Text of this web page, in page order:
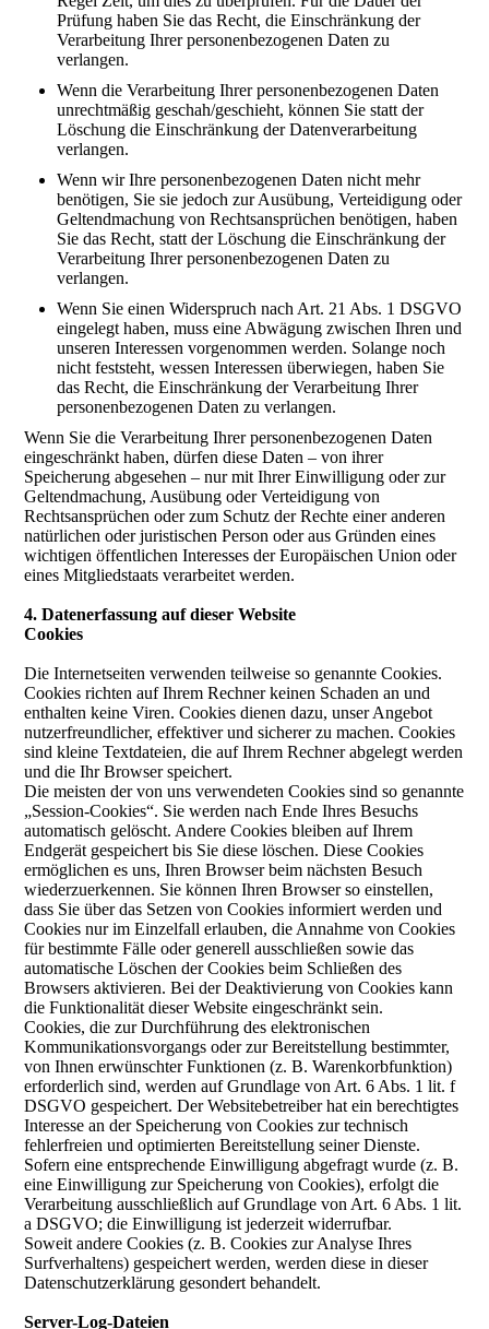
Prüfung haben Sie das Recht, die Einschränkung der
Verarbeitung Ihrer personenbezogenen Daten zu
verlangen.
Wenn die Verarbeitung Ihrer personenbezogenen Daten
unrechtmäßig geschah/geschieht, können Sie statt der
Löschung die Einschränkung der Datenverarbeitung
verlangen.
Wenn wir Ihre personenbezogenen Daten nicht mehr
benötigen, Sie sie jedoch zur Ausübung, Verteidigung oder
Geltendmachung von Rechtsansprüchen benötigen, haben
Sie das Recht, statt der Löschung die Einschränkung der
Verarbeitung Ihrer personenbezogenen Daten zu
verlangen.
Wenn Sie einen Widerspruch nach Art. 21 Abs. 1 DSGVO
eingelegt haben, muss eine Abwägung zwischen Ihren und
unseren Interessen vorgenommen werden. Solange noch
nicht feststeht, wessen Interessen überwiegen, haben Sie
das Recht, die Einschränkung der Verarbeitung Ihrer
personenbezogenen Daten zu verlangen.
Wenn Sie die Verarbeitung Ihrer personenbezogenen Daten
eingeschränkt haben, dürfen diese Daten – von ihrer
Speicherung abgesehen – nur mit Ihrer Einwilligung oder zur
Geltendmachung, Ausübung oder Verteidigung von
Rechtsansprüchen oder zum Schutz der Rechte einer anderen
natürlichen oder juristischen Person oder aus Gründen eines
wichtigen öffentlichen Interesses der Europäischen Union oder
eines Mitgliedstaats verarbeitet werden.
4. Datenerfassung auf dieser Website
Cookies
Die Internetseiten verwenden teilweise so genannte Cookies.
Cookies richten auf Ihrem Rechner keinen Schaden an und
enthalten keine Viren. Cookies dienen dazu, unser Angebot
nutzerfreundlicher, effektiver und sicherer zu machen. Cookies
sind kleine Textdateien, die auf Ihrem Rechner abgelegt werden
und die Ihr Browser speichert.
Die meisten der von uns verwendeten Cookies sind so genannte
„Session-Cookies“. Sie werden nach Ende Ihres Besuchs
automatisch gelöscht. Andere Cookies bleiben auf Ihrem
Endgerät gespeichert bis Sie diese löschen. Diese Cookies
ermöglichen es uns, Ihren Browser beim nächsten Besuch
wiederzuerkennen. Sie können Ihren Browser so einstellen,
dass Sie über das Setzen von Cookies informiert werden und
Cookies nur im Einzelfall erlauben, die Annahme von Cookies
für bestimmte Fälle oder generell ausschließen sowie das
automatische Löschen der Cookies beim Schließen des
Browsers aktivieren. Bei der Deaktivierung von Cookies kann
die Funktionalität dieser Website eingeschränkt sein.
Cookies, die zur Durchführung des elektronischen
Kommunikationsvorgangs oder zur Bereitstellung bestimmter,
von Ihnen erwünschter Funktionen (z. B. Warenkorbfunktion)
erforderlich sind, werden auf Grundlage von Art. 6 Abs. 1 lit. f
DSGVO gespeichert. Der Websitebetreiber hat ein berechtigtes
Interesse an der Speicherung von Cookies zur technisch
fehlerfreien und optimierten Bereitstellung seiner Dienste.
Sofern eine entsprechende Einwilligung abgefragt wurde (z. B.
eine Einwilligung zur Speicherung von Cookies), erfolgt die
Verarbeitung ausschließlich auf Grundlage von Art. 6 Abs. 1 lit.
a DSGVO; die Einwilligung ist jederzeit widerrufbar.
Soweit andere Cookies (z. B. Cookies zur Analyse Ihres
Surfverhaltens) gespeichert werden, werden diese in dieser
Datenschutzerklärung gesondert behandelt.
Server-Log-Dateien